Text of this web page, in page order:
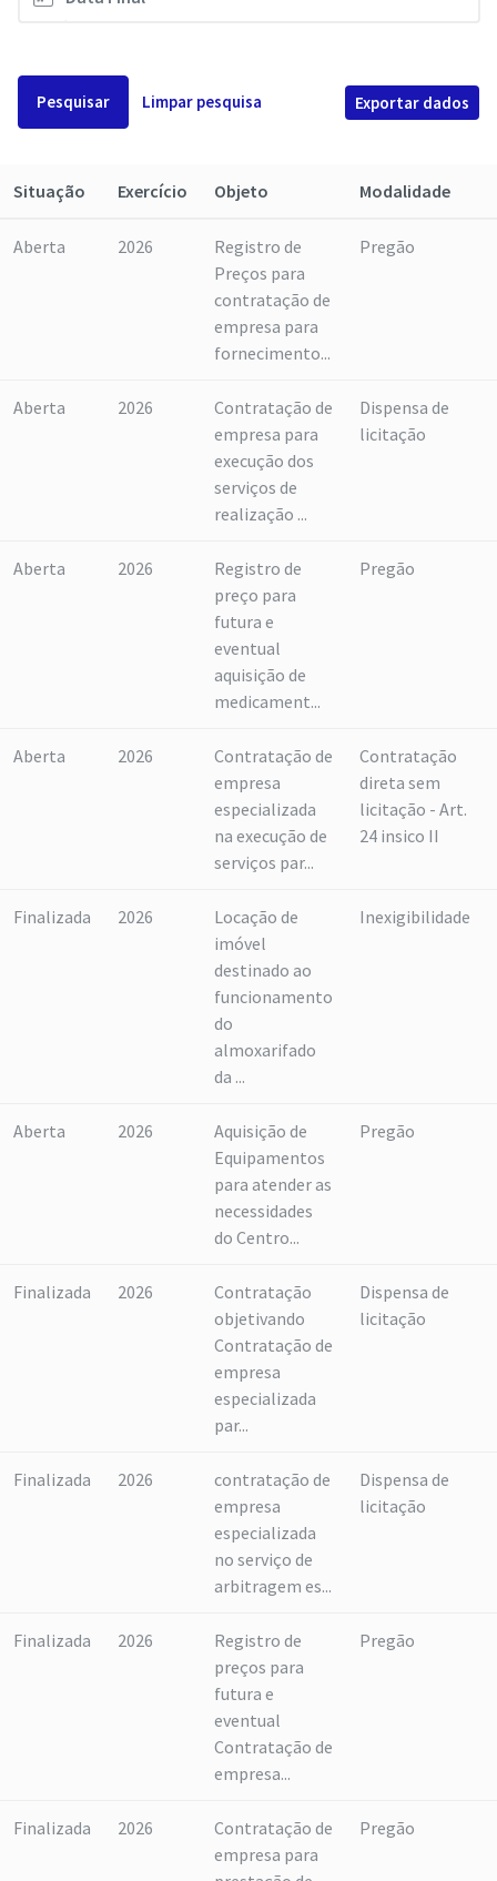
Pesquisar Limpar pesquisa Exportar dados
Situação Exercício Objeto Modalidade
Aberta 2026
Registro de
Preços para
contratação de
empresa para
fornecimento...
Pregão
Aberta 2026
Contratação de
empresa para
execução dos
serviços de
realização ...
Dispensa de
licitação
Aberta 2026
Registro de
preço para
futura e
eventual
aquisição de
medicament...
Pregão
Aberta 2026
Contratação de
empresa
especializada
na execução de
serviços par...
Contratação
direta sem
licitação - Art.
24 insico II
Finalizada 2026
Locação de
imóvel
destinado ao
funcionamento
do
almoxarifado
da ...
Inexigibilidade
Aberta 2026
Aquisição de
Equipamentos
para atender as
necessidades
do Centro...
Pregão
Finalizada 2026
Contratação
objetivando
Contratação de
empresa
especializada
par...
Dispensa de
licitação
Finalizada 2026
contratação de
empresa
especializada
no serviço de
arbitragem es...
Dispensa de
licitação
Finalizada 2026
Registro de
preços para
futura e
eventual
Contratação de
empresa...
Pregão
Finalizada 2026
Contratação de
empresa para
Pregão